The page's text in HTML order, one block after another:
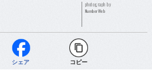
photograph by
NumberWeb
シェア コピー